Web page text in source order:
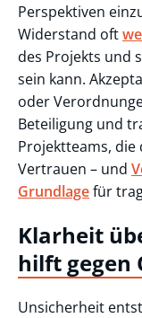
Perspektiven
Widerstand oft
des Projekts und
sein kann.
oder
Beteiligung und
Projektteams, die
Vertrauen – und
Grundlagefür
Klarheit
hilft gegen
Unsicherheit